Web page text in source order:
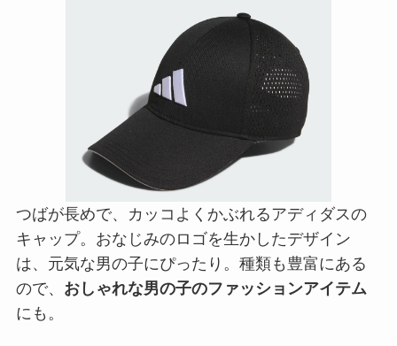
つばが長めで、カッコよくかぶれるアディダスの
キャップ。おなじみのロゴを生かしたデザイン
は、元気な男の子にぴったり。種類も豊富にある
ので、 おしゃれな男の子のファッションアイテム
にも。